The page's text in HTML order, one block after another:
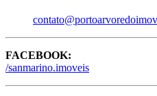
FACEBOOK:
/sanmarino.imoveis